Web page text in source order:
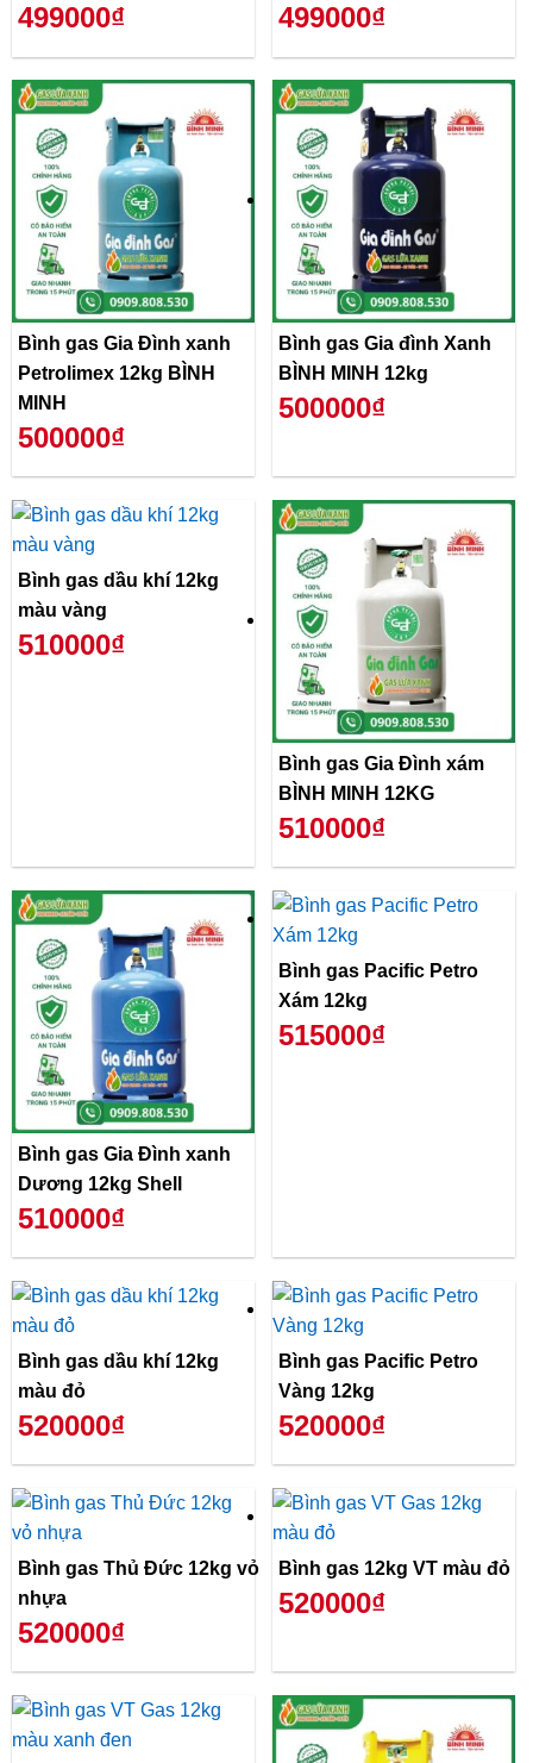
499000₫ 499000₫
Bình gas Gia Đình xanh
Petrolimex 12kg BÌNH
MINH
500000₫
Bình gas Gia đình Xanh
BÌNH MINH 12kg
500000₫
Bình gas dầu khí 12kg
màu vàng
510000₫
Bình gas Gia Đình xám
BÌNH MINH 12KG
510000₫
Bình gas Gia Đình xanh
Dương 12kg Shell
510000₫
Bình gas Pacific Petro
Xám 12kg
515000₫
Bình gas dầu khí 12kg
màu đỏ
520000₫
Bình gas Pacific Petro
Vàng 12kg
520000₫
Bình gas Thủ Đức 12kg vỏ
nhựa
520000₫
Bình gas 12kg VT màu đỏ
520000₫